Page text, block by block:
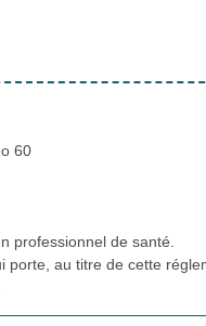
60
professionnel de santé.
au titre de cette